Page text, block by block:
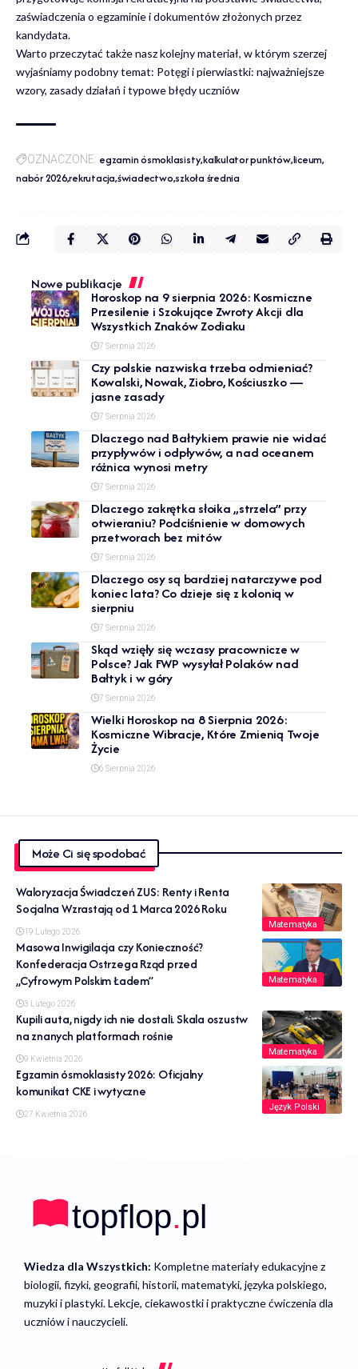
zaświadczenia o egzaminie i dokumentów złożonych przez
kandydata.
Warto przeczytać także nasz kolejny materiał, w którym szerzej
wyjaśniamy podobny temat: Potęgi i pierwiastki: najważniejsze
wzory, zasady działań i typowe błędy uczniów
OZNACZONE: egzamin ósmoklasistykalkulator punktówliceum
nabór 2026rekrutacjaświadectwo szkoła średnia
Nowe publikacje
Horoskop na 9 sierpnia 2026: Kosmiczne
Przesilenie i Szokujące Zwroty Akcji dla
Wszystkich Znaków Zodiaku
7 Sierpnia 2026
Czy polskie nazwiska trzeba odmieniać?
Kowalski, Nowak, Ziobro, Kościuszko —
jasne zasady
7 Sierpnia 2026
Dlaczego nad Bałtykiem prawie nie widać
przypływów i odpływów, a nad oceanem
różnica wynosi metry
7 Sierpnia 2026
Dlaczego zakrętka słoika „strzela” przy
otwieraniu? Podciśnienie w domowych
przetworach bez mitów
7 Sierpnia 2026
Dlaczego osy są bardziej natarczywe pod
koniec lata? Co dzieje się z kolonią w
sierpniu
7 Sierpnia 2026
Skąd wzięły się wczasy pracownicze w
Polsce? Jak FWP wysyłał Polaków nad
Bałtyk i w góry
7 Sierpnia 2026
Wielki Horoskop na 8 Sierpnia 2026:
Kosmiczne Wibracje, Które Zmienią Twoje
Życie
6 Sierpnia 2026
Może Ci się spodobać
Matematyka
Waloryzacja Świadczeń ZUS: Renty i Renta
Socjalna Wzrastają od 1 Marca 2026 Roku
19 Lutego 2026
Matematyka
Masowa Inwigilacja czy Konieczność?
Konfederacja Ostrzega Rząd przed
„Cyfrowym Polskim Ładem”
3 Lutego 2026
Matematyka
Kupili auta, nigdy ich nie dostali. Skala oszustw
na znanych platformach rośnie
9 Kwietnia 2026
Język Polski
Egzamin ósmoklasisty 2026: Oficjalny
komunikat CKE i wytyczne
27 Kwietnia 2026
Wiedza dla Wszystkich: Kompletne materiały edukacyjne z
biologii, fizyki, geografii, historii, matematyki, języka polskiego,
muzyki i plastyki. Lekcje, ciekawostki i praktyczne ćwiczenia dla
uczniów i nauczycieli.